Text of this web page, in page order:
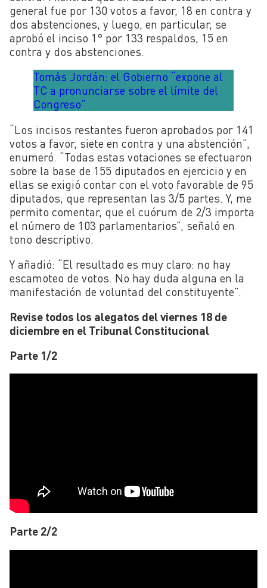
general fue por 130 votos a favor, 18 en contra y
dos abstenciones, y luego, en particular, se
aprobó el inciso 1° por 133 respaldos, 15 en
contra y dos abstenciones.
Tomás Jordán: el Gobierno “expone al
TC a pronunciarse sobre el límite del
Congreso”
“Los incisos restantes fueron aprobados por 141
votos a favor, siete en contra y una abstención”,
enumeró. “Todas estas votaciones se efectuaron
sobre la base de 155 diputados en ejercicio y en
ellas se exigió contar con el voto favorable de 95
diputados, que representan las 3/5 partes. Y, me
permito comentar, que el cuórum de 2/3 importa
el número de 103 parlamentarios”, señaló en
tono descriptivo.
Y añadió: “El resultado es muy claro: no hay
escamoteo de votos. No hay duda alguna en la
manifestación de voluntad del constituyente”.
Revise todos los alegatos del viernes 18 de
diciembre en el Tribunal Constitucional
Parte 1/2
Parte 2/2